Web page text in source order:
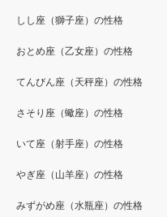
しし座（獅子座）の性格
おとめ座（乙女座）の性格
てんびん座（天秤座）の性格
さそり座（蠍座）の性格
いて座（射手座）の性格
やぎ座（山羊座）の性格
みずがめ座（水瓶座）の性格